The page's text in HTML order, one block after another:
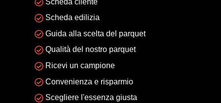
Scheda edilizia
Guida alla scelta del parquet
Qualità del nostro parquet
Ricevi un campione
Convenienza e risparmio
Scegliere l'essenza giusta